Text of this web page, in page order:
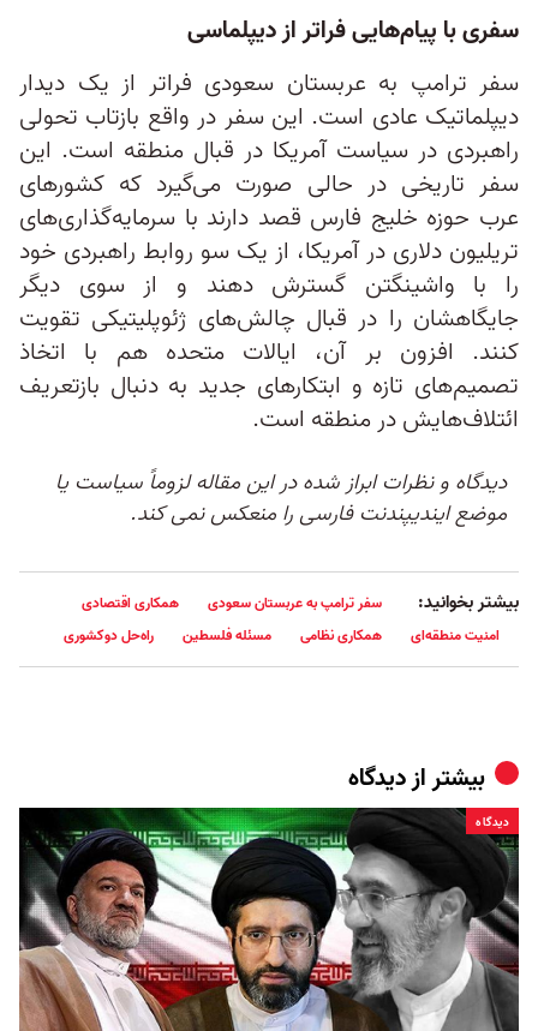
سفری با پیام‌هایی فراتر از دیپلماسی
سفر ترامپ به عربستان سعودی فراتر از یک دیدار
دیپلماتیک عادی است. این سفر در واقع بازتاب‌ تحولی
راهبردی در سیاست آمریکا در قبال منطقه است. این
سفر تاریخی در حالی صورت می‌گیرد که کشورهای
عرب حوزه خلیج فارس قصد دارند با سرمایه‌گذاری‌های
تریلیون دلاری در آمریکا، از یک سو روابط راهبردی خود
را با واشینگتن گسترش دهند و از سوی دیگر
جایگاهشان را در قبال چالش‌های ژئوپلیتیکی تقویت
کنند. افزون بر آن، ایالات متحده هم با اتخاذ
تصمیم‌های تازه و ابتکارهای جدید به دنبال بازتعریف
ائتلاف‌هایش در منطقه است.
دیدگاه و نظرات ابراز شده در این مقاله لزوماً سیاست یا
موضع ایندیپندنت فارسی را منعکس نمی کند.
بیشتر بخوانید: سفر ترامپ به عربستان سعودی
همکاری اقتصادی
امنیت منطقه‌ای
همکاری نظامی مسئله فلسطین راه‌حل دوکشوری
بیشتر ازدیدگاه
دیدگاه